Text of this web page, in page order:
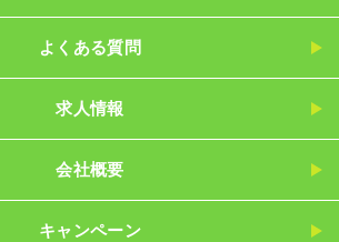
よくある質問
求人情報
会社概要
キャンペーン